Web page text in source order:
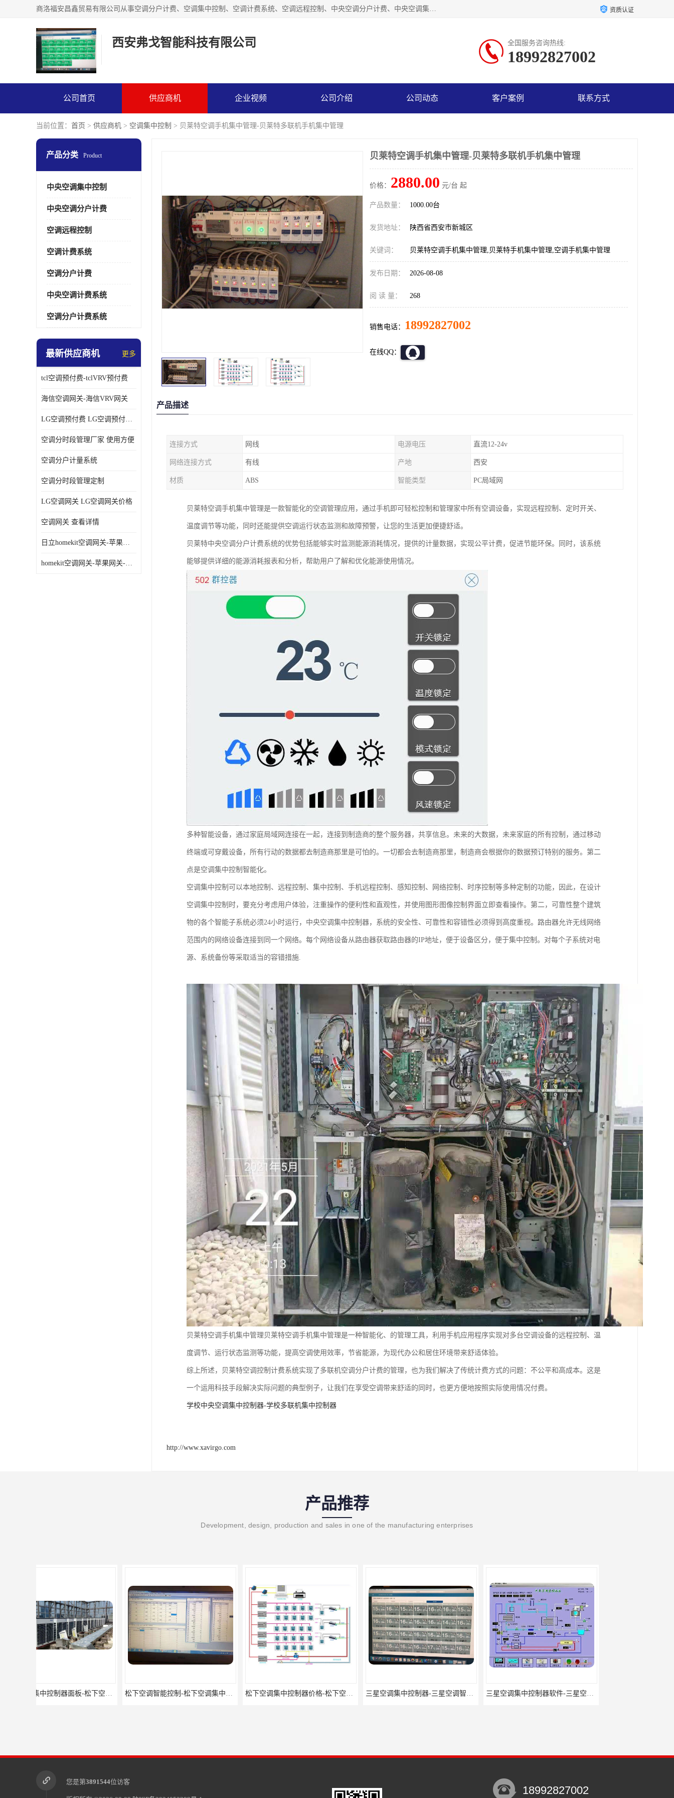
商洛福安昌鑫贸易有限公司从事空调分户计费、空调集中控制、空调计费系统、空调远程控制、中央空调分户计费、中央空调集中控制等产品的销售与安装。。语音控制，解放双手，让用户畅享安全、健康、便利、舒适、节能、愉悦的物联网智慧生活，我们竭诚为您提供住宅、别墅、公寓的智能家居化、智能办公化，智能酒店的解决方案。 资质认证
西安弗戈智能科技有限公司 全国服务咨询热线:
18992827002
公司首页 供应商机 企业视频 公司介绍 公司动态 客户案例 联系方式
当前位置： 首页 > 供应商机 > 空调集中控制 > 贝莱特空调手机集中管理-贝莱特多联机手机集中管理
产品分类 Product
中央空调集中控制
中央空调分户计费
空调远程控制
空调计费系统
空调分户计费
中央空调计费系统
空调分户计费系统
最新供应商机 更多
tcl空调预付费-tclVRV预付费
海信空调网关-海信VRV网关
LG空调预付费 LG空调预付费方案
空调分时段管理厂家 使用方便
空调分户计量系统
空调分时段管理定制
LG空调网关 LG空调网关价格
空调网关 查看详情
日立homekit空调网关-苹果网关-homekit空调网关
homekit空调网关-苹果网关-三星homekit空调网关
贝莱特空调手机集中管理-贝莱特多联机手机集中管理
价格： 2880.00 元/台 起
产品数量： 1000.00台
发货地址： 陕西省西安市新城区
关键词： 贝莱特空调手机集中管理,贝莱特手机集中管理,空调手机集中管理
发布日期： 2026-08-08
阅 读 量： 268
销售电话： 18992827002
在线QQ：
产品描述
连接方式 网线 电源电压 直流12-24v
网络连接方式 有线 产地 西安
材质 ABS 智能类型 PC局域网
贝莱特空调手机集中管理是一款智能化的空调管理应用，通过手机即可轻松控制和管理家中所有空调设备，实现远程控制、定时开关、
温度调节等功能，同时还能提供空调运行状态监测和故障预警，让您的生活更加便捷舒适。
贝莱特中央空调分户计费系统的优势包括能够实时监测能源消耗情况，提供的计量数据，实现公平计费，促进节能环保。同 时，该系统
能够提供详细的能源消耗报表和分析，帮助用户了解和优化能源使用情况。
多种智能设备，通过家庭局域网连接在一起，连接到制造商的整个服务器，共享信息。未来的大数据，未来家庭的所有控制，通过移动
终端或可穿戴设备，所有行动的数据都去制造商那里是可怕的。一切都会去制造商那里，制造商会根据你的数据预订特别的服务。第二
点是空调集中控制智能化。
空调集中控制可以本地控制、远程控制、集中控制、手机远程控制、感知控制、网络控制、时序控制等多种定制的功能，因此，在设计
空调集中控制时，要充分考虑用户体验，注重操作的便利性和直观性，并使用图形图像控制界面立即查看操作。第二，可靠性整个建筑
物的各个智能子系统必须24小时运行，中央空调集中控制器，系统的安全性、可靠性和容错性必须得到高度重视。路由器允许无线网络
范围内的网络设备连接到同一个网络。每个网络设备从路由器获取路由器的IP地址，便于设备区分，便于集中控制。对每个子系统对电
源、系统备份等采取适当的容错措施.
贝莱特空调手机集中管理贝莱特空调手机集中管理是一种智能化、的管理工具，利用手机应用程序实现对多台空调设备的远程控制、温
度调节、运行状态监测等功能，提高空调使用效率，节省能源，为现代办公和居住环境带来舒适体验。
综上所述，贝莱特空调控制计费系统实现了多联机空调分户计费的管理，也为我们解决了传统计费方式的问题：不公平和高成本。这是
一个运用科技手段解决实际问题的典型例子，让我们在享受空调带来舒适的同时，也更方便地按照实际使用情况付费。
学校中央空调集中控制器-学校多联机集中控制器
http://www.xavirgo.com
产品推荐
Development, design, production and sales in one of the manufacturing enterprises
松下空调智能控制-松下空调集中控制器报价-松下空调集中控制器 松下空调集中控制器价格-松下空调集中控制器-松下空调节能控制 三星空调集中控制器-三星空调智能控制-三星空调集中控制器软件 三星空调集中控制器软件-三星空调智能控制-三星空调集中控制器
您是第3891544位访客
18992827002